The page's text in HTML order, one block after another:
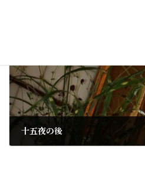
十五夜の後